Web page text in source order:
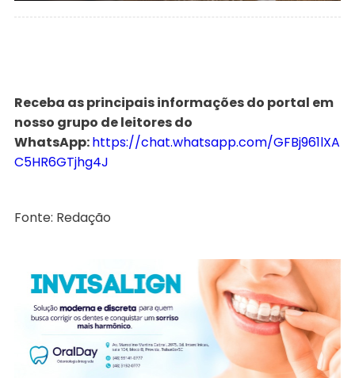
Receba as principais informações do portal em
nosso grupo de leitores do
WhatsApp:https://chat.whatsapp.com/GFBj961lXA
C5HR6GTjhg4J
Fonte: Redação